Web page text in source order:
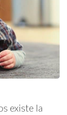
existe la